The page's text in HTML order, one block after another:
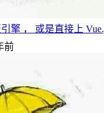
擎 ， 或是直接上
前